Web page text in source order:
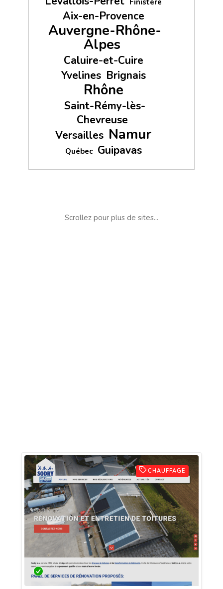
Finistère
Aix-en-Provence
Auvergne-Rhône-
Alpes
Caluire-et-Cuire
Yvelines Brignais
Rhône
Saint-Rémy-lès-
Chevreuse
Versailles Namur
Québec Guipavas
Scrollez pour plus de sites...
CHAUFFAGE